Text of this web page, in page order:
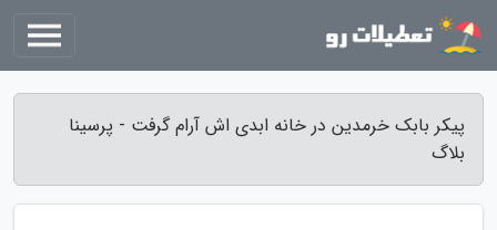
پیکر بابک خرمدین در خانه ابدی اش آرام گرفت - پرسینا
بلاگ